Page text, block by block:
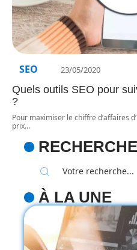
SEO 23/05/2020
Quels outils SEO pour
?
Pour maximiser le chiffre d’affaires
prix…
RECHERCHE
À LA UNE